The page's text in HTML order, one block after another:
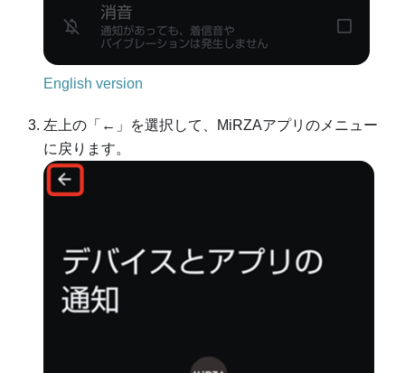
English version
左上の「←」を選択して、MiRZAアプリのメニュー
に戻ります。